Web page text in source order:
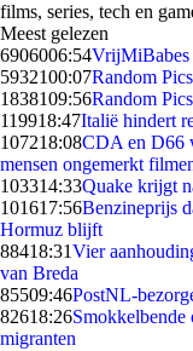
films, series, tech en
Meest gelezen
6906006:54
5932100:07Random
1838109:56Random
119918:47Italië hindert
107218:08CDA en D66
mensen ongemerkt
103314:33Quake krijgt
101617:56Benzineprijs
Hormuz blijft
88418:31Vier
van Breda
85509:46PostNL-
82618:26Smokkelbende
migranten